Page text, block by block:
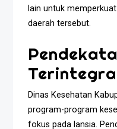
lain untuk
daerah tersebut.
Dinas Kesehatan
program-program
fokus pada lansia.